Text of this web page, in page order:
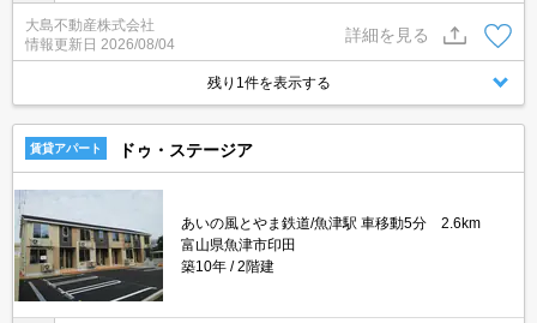
重サッシ。コンビニすぐ近く。スーパー銭湯も徒歩圏内です。
大島不動産株式会社
情報更新日 2026/08/04
詳細を見る
残り1件を表示する
賃貸アパート ドゥ・ステージア
あいの風とやま鉄道/魚津駅 車移動5分 2.6km
富山県魚津市印田
築10年
2階建